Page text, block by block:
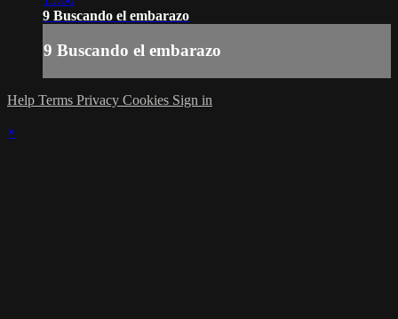
9 Buscando el embarazo
9 Buscando el embarazo
Help Terms Privacy Cookies Sign in
×